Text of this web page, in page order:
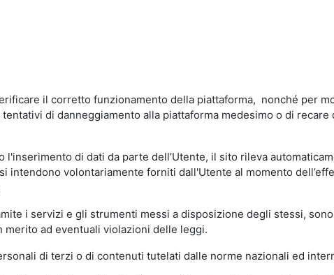
il corretto funzionamento della piattaforma, nonché per
di danneggiamento alla piattaforma medesimo o di
di dati da parte dell’Utente, il sito rileva
intendono volontariamente forniti dall'Utente al momento
i servizi e gli strumenti messi a disposizione degli stessi,
ad eventuali violazioni delle leggi.
di terzi o di contenuti tutelati dalle norme nazionali ed